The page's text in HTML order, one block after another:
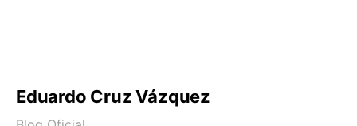
Eduardo Cruz Vázquez